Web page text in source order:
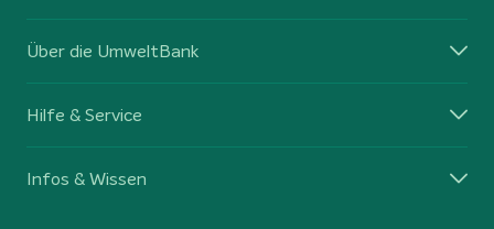
Über die UmweltBank
Hilfe & Service
Infos & Wissen